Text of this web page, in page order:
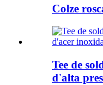
Colze
Tee de
d'alta